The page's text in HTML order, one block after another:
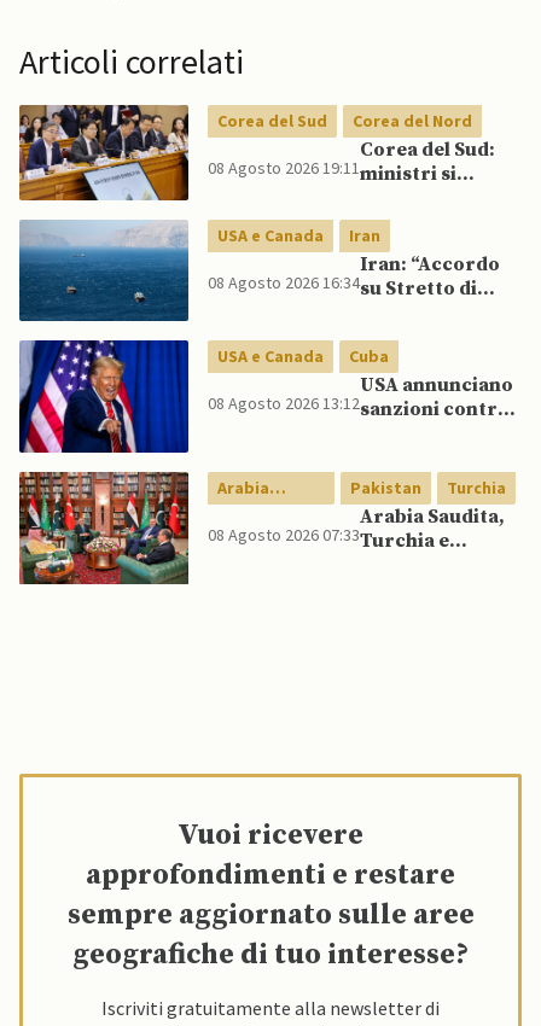
Articoli correlati
Corea del Sud Corea del Nord
08 Agosto 2026 19:11
Corea del Sud:
ministri si
pubblicamente
su politica con il
Nord, mentre
Lee spinge per
USA e Canada Iran
08 Agosto 2026 16:34
Iran: “Accordo
su Stretto di
ma non aprirà il
canale”
USA e Canada Cuba
08 Agosto 2026 13:12
USA annunciano
sanzioni contro
Arabia
Saudita
Pakistan Turchia
08 Agosto 2026 07:33
Arabia Saudita,
Turchia e
Vuoi ricevere
approfondimenti e restare
sempre aggiornato sulle aree
geografiche di tuo interesse?
Iscriviti gratuitamente alla newsletter di